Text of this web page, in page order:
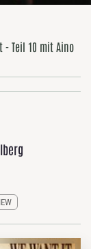
- Teil 10 mit Aino